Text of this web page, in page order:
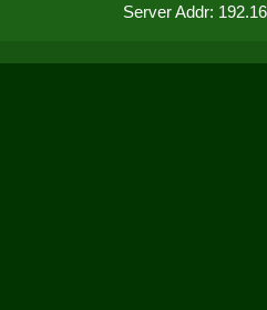
Server Addr: